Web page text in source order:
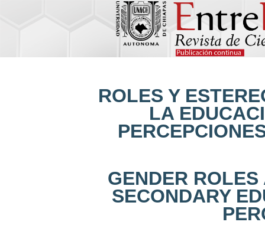
ROLES Y
LA
GENDER
SECONDARY